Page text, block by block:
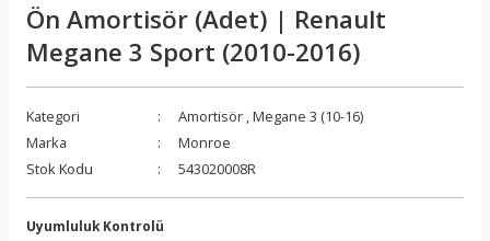
Ön Amortisör (Adet) | Renault
Megane 3 Sport (2010-2016)
Kategori Amortisör ,Megane 3 (10-16)
Marka
Monroe
Stok Kodu
543020008R
Uyumluluk Kontrolü